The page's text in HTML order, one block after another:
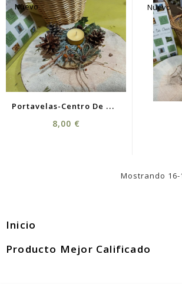
Nuevo
P
Ortavelas-Centro De Mesa Del Bosque
8,00 €
Nuevo
Mostrando
Inicio
Producto Mejor Calificado